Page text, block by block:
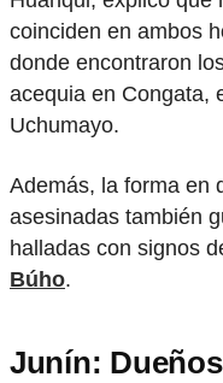
coinciden en ambos
donde encontraron
acequia en Congata,
Uchumayo.
Además, la forma en
asesinadas también
halladas con signos
Búho.
Junín: